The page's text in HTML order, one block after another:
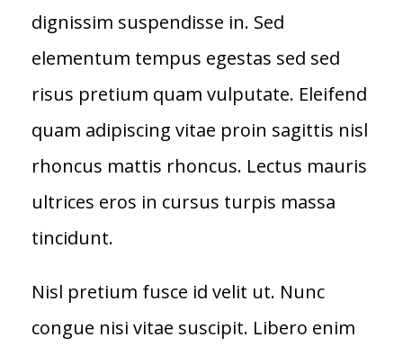
dignissim suspendisse in. Sed
elementum tempus egestas sed sed
risus pretium quam vulputate. Eleifend
quam adipiscing vitae proin sagittis nisl
rhoncus mattis rhoncus. Lectus mauris
ultrices eros in cursus turpis massa
tincidunt.
Nisl pretium fusce id velit ut. Nunc
congue nisi vitae suscipit. Libero enim